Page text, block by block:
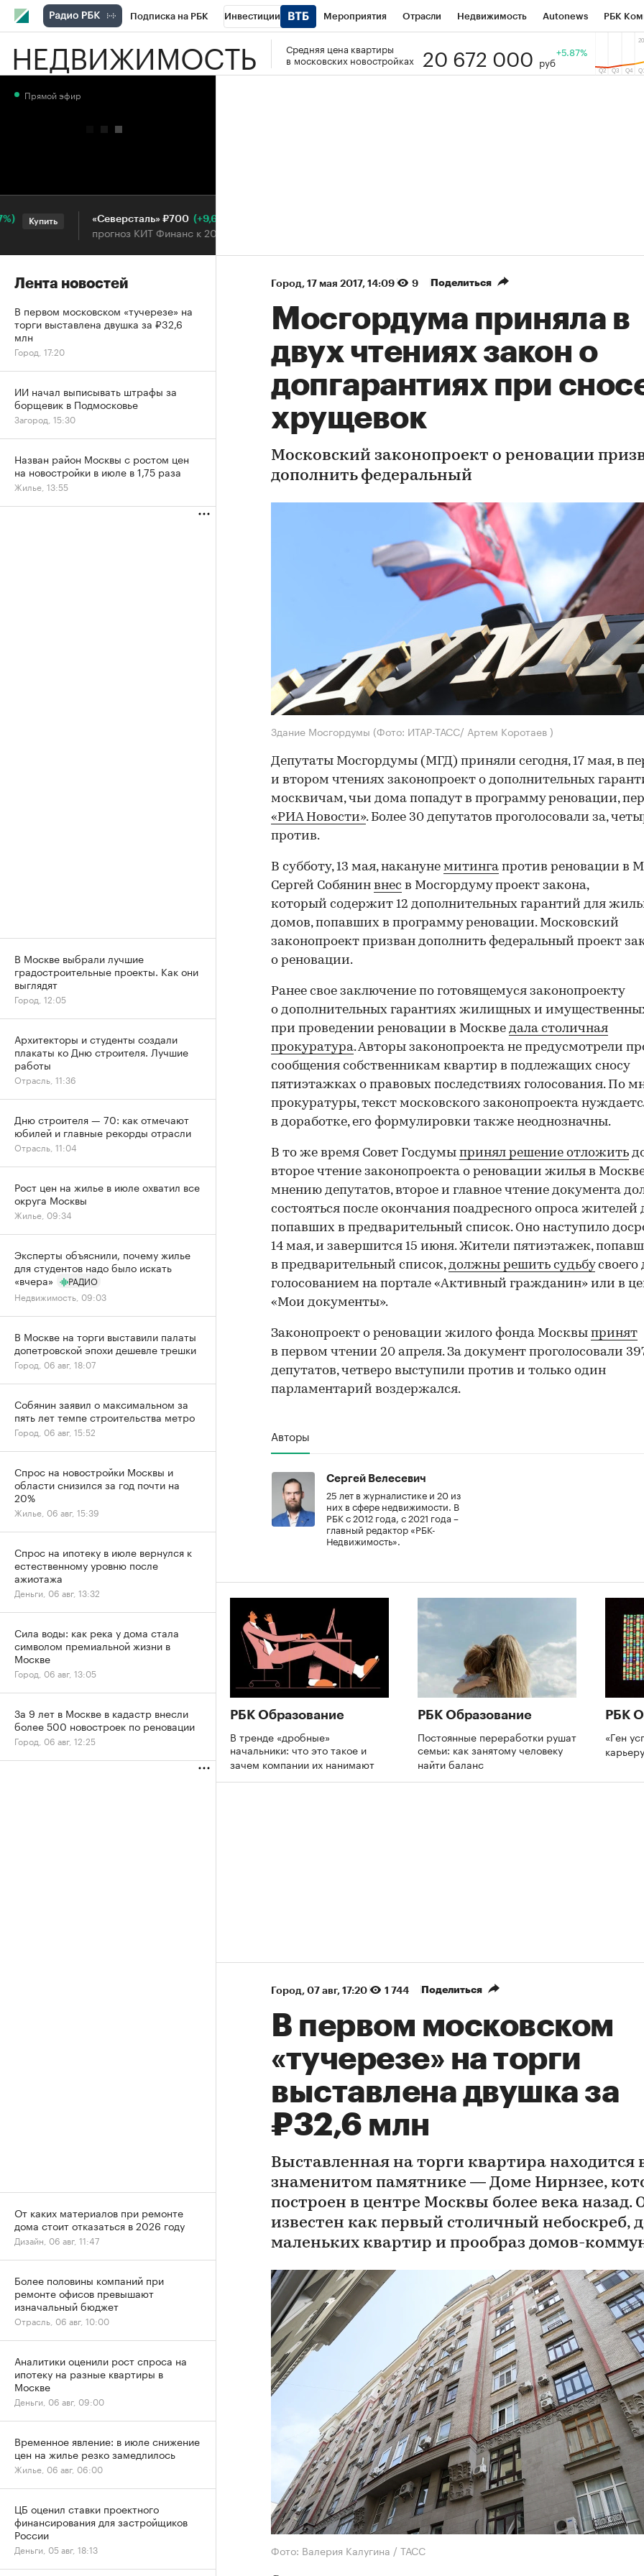
Подписка на РБК Инвестиции Мероприятия Отрасли Недвижимость Autonews РБК
РБК Вино Спорт Школа управления РБК РБК Образование Тренды
НЕДВИЖИМОСТЬ
Средняя цена квартиры
в московских новостройках
20 672 000 руб
+5.87%
Город⁠, 17 мая 2017, 14:09 9 Поделиться
Мосгордума приняла в
двух чтениях закон о
допгарантиях при
хрущевок
Московский законопроект о реновации
дополнить федеральный
Здание Мосгордумы (Фото: ИТАР-ТАСС/ Артем Коротаев )
Депутаты Мосгордумы (МГД) приняли сегодня, 17 мая, в
и втором чтениях законопроект о дополнительных
москвичам, чьи дома попадут в программу реновации,
«РИА Новости». Более 30 депутатов проголосовали за,
против.
В субботу, 13 мая, накануне митинга против реновации в
Сергей Собянин внес в Мосгордуму проект закона,
который содержит 12 дополнительных гарантий для
домов, попавших в программу реновации. Московский
законопроект призван дополнить федеральный проект
о реновации.
Ранее свое заключение по готовящемуся законопроекту
о дополнительных гарантиях жилищных и
при проведении реновации в Москве дала столичная
прокуратура. Авторы законопроекта не предусмотрели
сообщения собственникам квартир в подлежащих сносу
пятиэтажках о правовых последствиях голосования. По
прокуратуры, текст московского законопроекта
в доработке, его формулировки также неоднозначны.
В то же время Совет Госдумы принял решение отложить
второе чтение законопроекта о реновации жилья в
мнению депутатов, второе и главное чтение документа
состояться после окончания поадресного опроса жителей
попавших в предварительный список. Оно наступило
14 мая, и завершится 15 июня. Жители пятиэтажек,
в предварительный список,должны решить судьбусвоего
голосованием на портале «Активный гражданин» или в
«Мои документы».
Законопроект о реновации жилого фонда Москвы принят
в первом чтении 20 апреля. За документ проголосовали
депутатов, четверо выступили против и только один
парламентарий воздержался.
Авторы
Сергей Велесевич
25 лет в журналистике и 20 из
них в сфере недвижимости. В
РБК с 2012 года, с 2021 года –
главный редактор «РБК-
Недвижимость».
РБК Образование
В тренде «дробные»
начальники: что это такое и
зачем компании их нанимают
РБК Образование
Постоянные переработки рушат
семьи: как занятому человеку
найти баланс
РБК
«Ген
Город⁠, 07 авг, 17:20 1 744 Поделиться
В первом московском
«тучерезе» на торги
выставлена двушка за
₽32,6 млн
Выставленная на торги квартира находится
знаменитом памятнике — Доме Нирнзее,
построен в центре Москвы более века назад.
известен как первый столичный небоскреб,
маленьких квартир и прообраз домов-
Фото: Валерия Калугина / ТАСС
Прямой эфир
Купить «Северсталь» ₽700 (+9,68%)
прогноз КИТ Финанс к 20.07.27
Лента новостей
В первом московском «тучерезе» на
торги выставлена двушка за ₽32,6
млн
Город, 17:20
ИИ начал выписывать штрафы за
борщевик в Подмосковье
Загород, 15:30
Назван район Москвы с ростом цен
на новостройки в июле в 1,75 раза
Жилье, 13:55
В Москве выбрали лучшие
градостроительные проекты. Как они
выглядят
Город, 12:05
Архитекторы и студенты создали
плакаты ко Дню строителя. Лучшие
работы
Отрасль, 11:36
Дню строителя — 70: как отмечают
юбилей и главные рекорды отрасли
Отрасль, 11:04
Рост цен на жилье в июле охватил все
округа Москвы
Жилье, 09:34
Эксперты объяснили, почему жилье
для студентов надо было искать
«вчера»
РАДИО
Недвижимость, 09:03
В Москве на торги выставили палаты
допетровской эпохи дешевле трешки
Город, 06 авг, 18:07
Собянин заявил о максимальном за
пять лет темпе строительства метро
Город, 06 авг, 15:52
Спрос на новостройки Москвы и
области снизился за год почти на
20%
Жилье, 06 авг, 15:39
Спрос на ипотеку в июле вернулся к
естественному уровню после
ажиотажа
Деньги, 06 авг, 13:32
Сила воды: как река у дома стала
символом премиальной жизни в
Москве
Город, 06 авг, 13:05
За 9 лет в Москве в кадастр внесли
более 500 новостроек по реновации
Город, 06 авг, 12:25
От каких материалов при ремонте
дома стоит отказаться в 2026 году
Дизайн, 06 авг, 11:47
Более половины компаний при
ремонте офисов превышают
изначальный бюджет
Отрасль, 06 авг, 10:00
Аналитики оценили рост спроса на
ипотеку на разные квартиры в
Москве
Деньги, 06 авг, 09:00
Временное явление: в июле снижение
цен на жилье резко замедлилось
Жилье, 06 авг, 06:00
ЦБ оценил ставки проектного
финансирования для застройщиков
России
Деньги, 05 авг, 18:13